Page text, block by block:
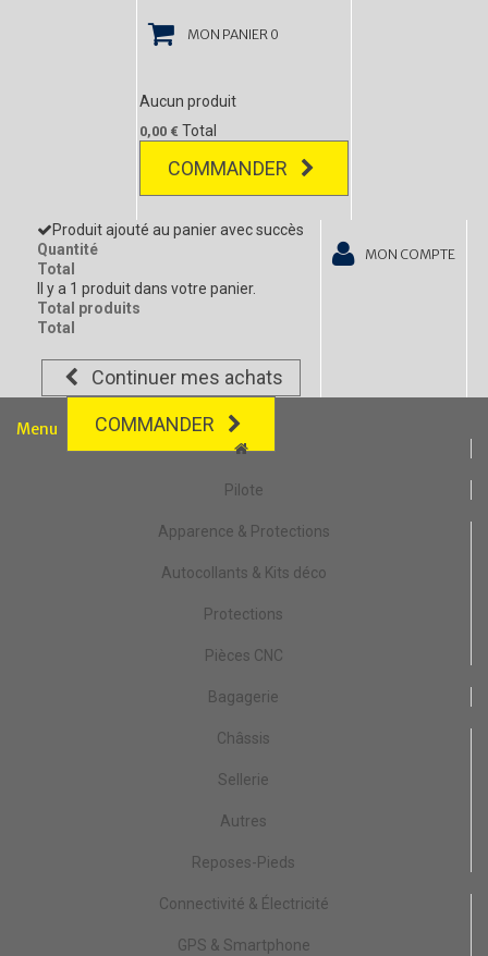
MON PANIER 0
Aucun produit
0,00 € Total
COMMANDER
Produit ajouté au panier avec succès
Quantité
Total
Il y a 1 produit dans votre panier.
Total produits
Total
Continuer mes achats
COMMANDER
MON COMPTE
Menu
Pilote
Apparence & Protections
Autocollants & Kits déco
Protections
Pièces CNC
Bagagerie
Châssis
Sellerie
Autres
Reposes-Pieds
Connectivité & Électricité
GPS & Smartphone